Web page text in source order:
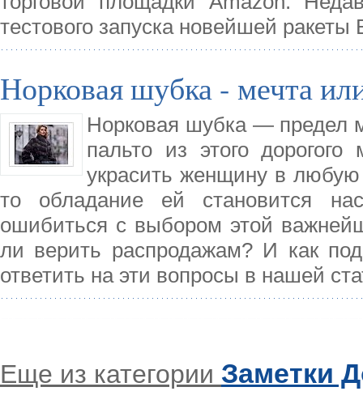
тестового запуска новейшей ракеты
Норковая шубка - мечта
Норковая шубка — предел
пальто из этого
украсить женщину в
то обладание ей становится
ошибиться с выбором этой
ли верить распродажам? И как
ответить на эти вопросы в нашей
Еще из категории Заметки